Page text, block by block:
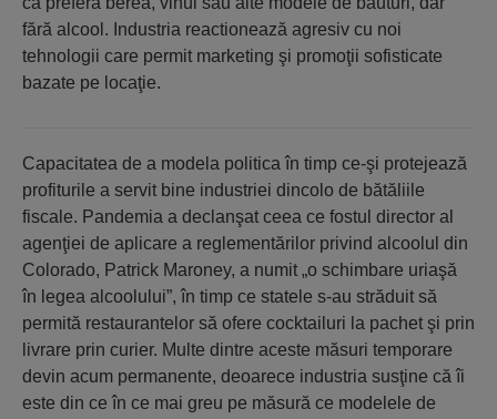
fără alcool. Industria reactionează agresiv cu noi
tehnologii care permit marketing şi promoţii sofisticate
bazate pe locaţie.
Capacitatea de a modela politica în timp ce-şi protejează
profiturile a servit bine industriei dincolo de bătăliile
fiscale. Pandemia a declanşat ceea ce fostul director al
agenţiei de aplicare a reglementărilor privind alcoolul din
Colorado, Patrick Maroney, a numit „o schimbare uriaşă
în legea alcoolului”, în timp ce statele s-au străduit să
permită restaurantelor să ofere cocktailuri la pachet şi prin
livrare prin curier. Multe dintre aceste măsuri temporare
devin acum permanente, deoarece industria susţine că îi
este din ce în ce mai greu pe măsură ce modelele de